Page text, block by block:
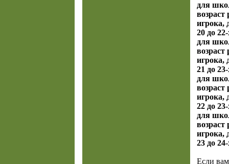
для
возраст
игрока,
20 до
для
возраст
игрока,
21 до
для
возраст
игрока,
22 до
для
возраст
игрока,
23 до
Если